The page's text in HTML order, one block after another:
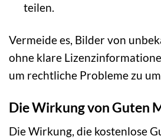
teilen.
Vermeide es, Bilder von
ohne klare
um rechtliche Probleme zu
Die Wirkung von Guten
Die Wirkung, die kostenlose